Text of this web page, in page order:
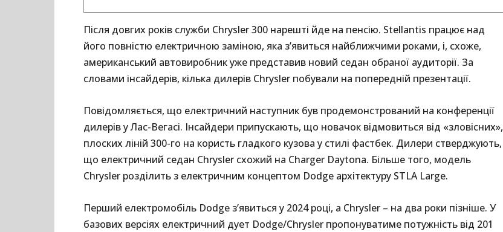
Після довгих років служби Chrysler 300 нарешті йде на пенсію. Stellantis працює над
його повністю електричною заміною, яка з’явиться найближчими роками, і, схоже,
американський автовиробник уже представив новий седан обраної аудиторії. За
словами інсайдерів, кілька дилерів Chrysler побували на попередній презентації.
Повідомляється, що електричний наступник був продемонстрований на конференції
дилерів у Лас-Вегасі. Інсайдери припускають, що новачок відмовиться від «зловісних»,
плоских ліній 300-го на користь гладкого кузова у стилі фастбек. Дилери стверджують,
що електричний седан Chrysler схожий на Charger Daytona. Більше того, модель
Chrysler розділить з електричним концептом Dodge архітектуру STLA Large.
Перший електромобіль Dodge з’явиться у 2024 році, а Chrysler – на два роки пізніше. У
базових версіях електричний дует Dodge/Chrysler пропонуватиме потужність від 201